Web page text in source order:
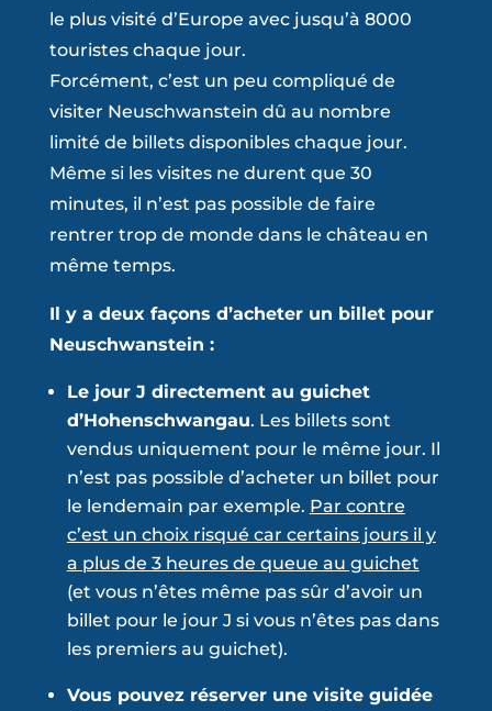
le plus visité d’Europe avec jusqu’à 8000
touristes chaque jour.
Forcément, c’est un peu compliqué de
visiter Neuschwanstein dû au nombre
limité de billets disponibles chaque jour.
Même si les visites ne durent que 30
minutes, il n’est pas possible de faire
rentrer trop de monde dans le château en
même temps.
Il y a deux façons d’acheter un billet pour
Neuschwanstein :
Le jour J directement au guichet
d’Hohenschwangau. Les billets sont
vendus uniquement pour le même jour. Il
n’est pas possible d’acheter un billet pour
le lendemain par exemple. Par contre
c’est un choix risqué car certains jours il y
a plus de 3 heures de queue au guichet
(et vous n’êtes même pas sûr d’avoir un
billet pour le jour J si vous n’êtes pas dans
les premiers au guichet).
Vous pouvez réserver une visite guidée